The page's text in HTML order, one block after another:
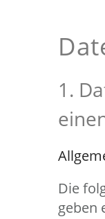
1.
Die
geben